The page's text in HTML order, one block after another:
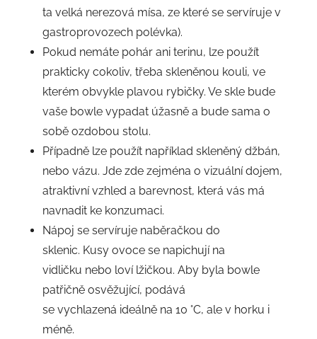
ta velká nerezová mísa, ze které se servíruje v
gastroprovozech polévka).
Pokud nemáte pohár ani terinu, lze použít
prakticky cokoliv, třeba skleněnou kouli, ve
kterém obvykle plavou rybičky. Ve skle bude
vaše bowle vypadat úžasně a bude sama o
sobě ozdobou stolu.
Případně lze použít například skleněný džbán,
nebo vázu. Jde zde zejména o vizuální dojem,
atraktivní vzhled a barevnost, která vás má
navnadit ke konzumaci.
Nápoj se servíruje naběračkou do
sklenic. Kusy ovoce se napichují na
vidličku nebo loví lžičkou. Aby byla bowle
patřičně osvěžující, podává
se vychlazená ideálně na 10 °C, ale v horku i
méně.